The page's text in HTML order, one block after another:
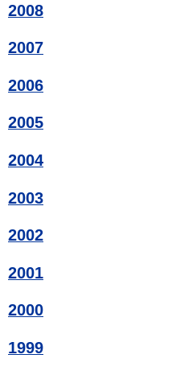
2008
2007
2006
2005
2004
2003
2002
2001
2000
1999